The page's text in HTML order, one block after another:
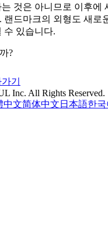
것은 아니므로 이후에
랜드마크의 외형도 새로
수 있습니다.
?
기
Inc. All Rights Reserved.
中文简体中文 日本語한국